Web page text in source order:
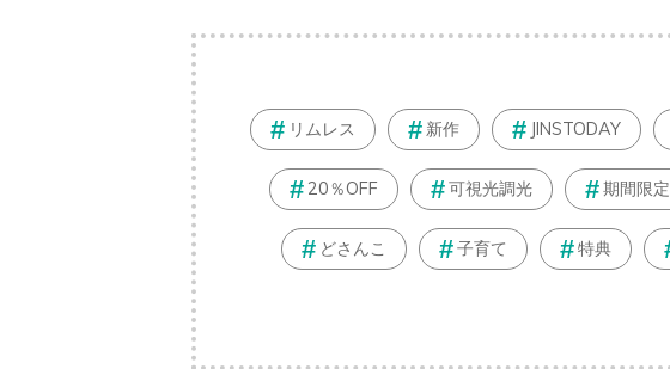
リムレス 新作 JINSTODAY
20％OFF 可視光調光 期間限定
どさんこ 子育て 特典